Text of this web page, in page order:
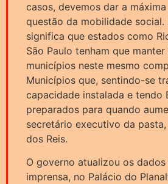
casos, devemos dar a
questão da mobilidade social.
significa que estados como
São Paulo tenham que
municípios neste mesmo
Municípios que, sentindo-se
capacidade instalada e tendo
preparados para quando
secretário executivo da
dos Reis.
O governo atualizou os
imprensa, no Palácio do